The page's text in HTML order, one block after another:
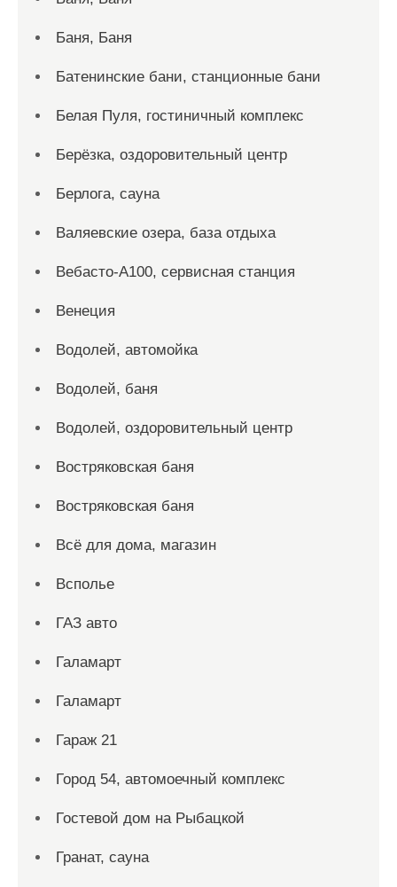
Баня, Баня
Батенинские бани, станционные бани
Белая Пуля, гостиничный комплекс
Берёзка, оздоровительный центр
Берлога, сауна
Валяевские озера, база отдыха
Вебасто-А100, сервисная станция
Венеция
Водолей, автомойка
Водолей, баня
Водолей, оздоровительный центр
Востряковская баня
Востряковская баня
Всё для дома, магазин
Всполье
ГАЗ авто
Галамарт
Галамарт
Гараж 21
Город 54, автомоечный комплекс
Гостевой дом на Рыбацкой
Гранат, сауна